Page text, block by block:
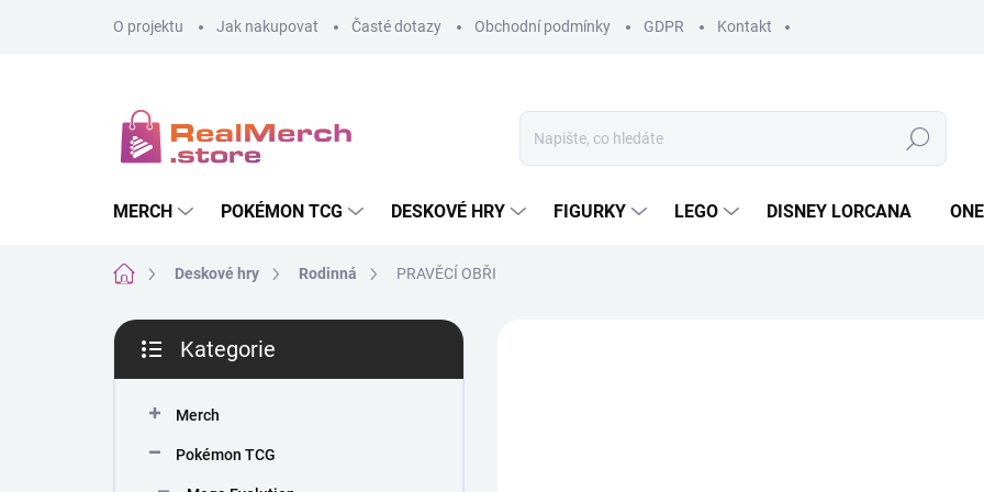
O projektu Jak nakupovat Časté dotazy Obchodní podmínky GDPR Kontakt
Hledat
MERCH POKÉMON TCG DESKOVÉ HRY FIGURKY LEGO DISNEY LORCANA
Domů Deskové hry Rodinná PRAVĚCÍ OBŘI
P
s
kategorie
Kategorie
Merch
Pokémon TCG